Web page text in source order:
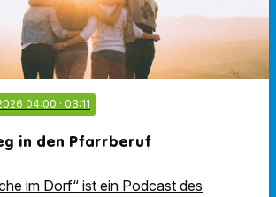
04:00 · 03:11
in den Pfarrberuf
im Dorf“ ist ein Podcast des